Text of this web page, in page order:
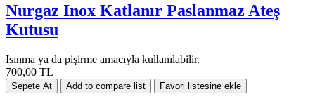
Nurgaz Inox Katlanır Paslanmaz Ateş
Kutusu
Isınma ya da pişirme amacıyla kullanılabilir.
700,00 TL